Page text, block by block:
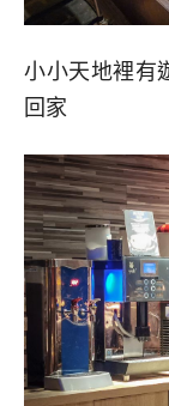
小小天地裡有
回家